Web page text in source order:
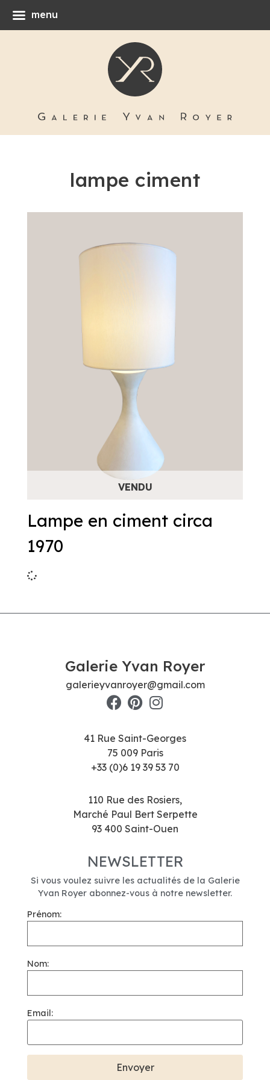
lampe ciment
Lampe en ciment circa
1970
Galerie Yvan Royer
galerieyvanroyer@gmail.com
41 Rue Saint-Georges
75 009 Paris
+33 (0)6 19 39 53 70
110 Rue des Rosiers,
Marché Paul Bert Serpette
93 400 Saint-Ouen
NEWSLETTER
Si vous voulez suivre les actualités de la Galerie
Yvan Royer abonnez-vous à notre newsletter.
Prénom:
Nom:
Email:
menu